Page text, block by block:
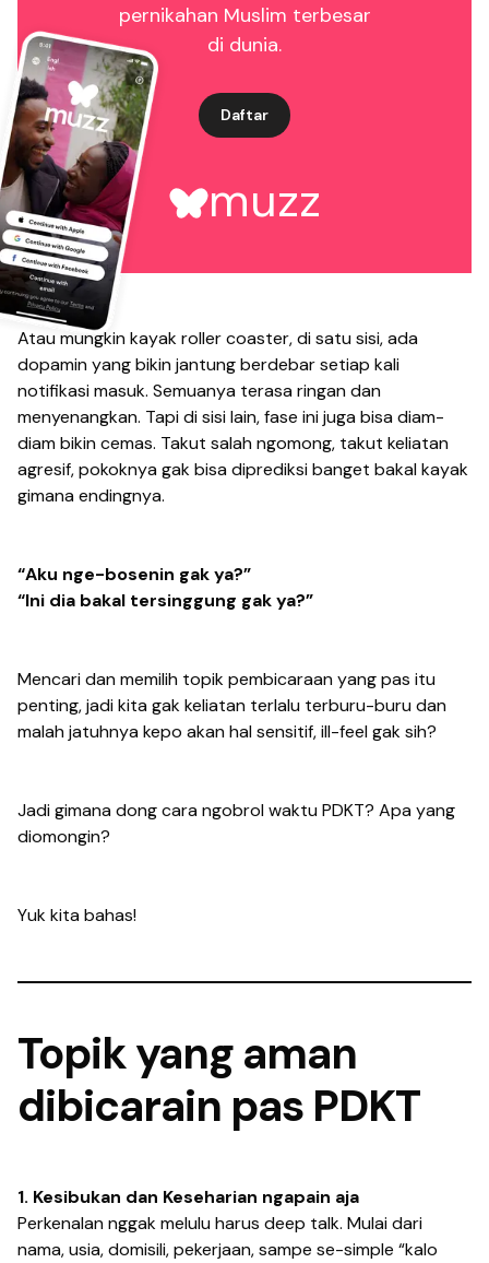
pernikahan Muslim terbesar
di dunia.
Daftar
muzz
Atau mungkin kayak roller coaster, di satu sisi, ada
dopamin yang bikin jantung berdebar setiap kali
notifikasi masuk. Semuanya terasa ringan dan
menyenangkan. Tapi di sisi lain, fase ini juga bisa diam-
diam bikin cemas. Takut salah ngomong, takut keliatan
agresif, pokoknya gak bisa diprediksi banget bakal kayak
gimana endingnya.
“Aku nge-bosenin gak ya?”
“Ini dia bakal tersinggung gak ya?”
Mencari dan memilih topik pembicaraan yang pas itu
penting, jadi kita gak keliatan terlalu terburu-buru dan
malah jatuhnyakepo akan hal sensitif, ill-feel gak sih?
Jadi gimana dong cara ngobrol waktu PDKT? Apa yang
diomongin?
Yuk kita bahas!
Topik yang aman
dibicarain pas PDKT
1. Kesibukan dan Keseharian ngapain aja
Perkenalan nggak melulu harus deep talk. Mulai dari
nama, usia, domisili, pekerjaan, sampe se-simple “kalo